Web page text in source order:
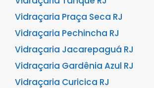
Vidraçaria Praça Seca RJ
Vidraçaria Pechincha RJ
Vidraçaria Jacarepaguá RJ
Vidraçaria Gardênia Azul RJ
Vidraçaria Curicica RJ